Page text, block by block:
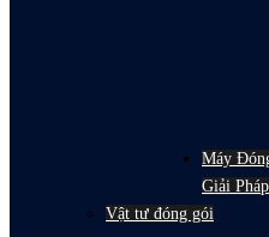
Máy
Giải
Vật tư đóng gói